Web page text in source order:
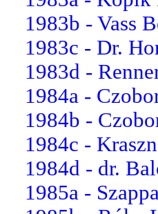
1983b - Vass
1983c - Dr.
1983d -
1984a -
1984b -
1984c -
1984d - dr.
1985a -